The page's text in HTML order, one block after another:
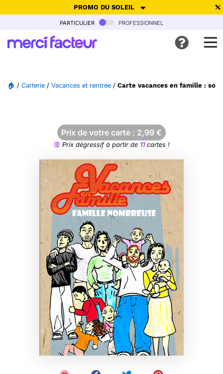
PROMO DU SOLEIL
-30% de réduction avec le code SUMMER26pour envoyer des
Ne plus afficher
particulier professionnel
🏠 / Carterie / Vacances et rentrée / Carte vacances en famille :
Prix de votre carte : 2,99 €
Prix dégressif à partir de 11cartes !